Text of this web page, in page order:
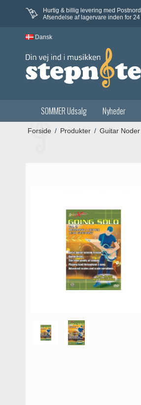
Hurtig & billig levering med Postnord
Afsendelse af lagervare inden for 24
Dansk
SOMMER Udsalg Nyheder
Forside / Produkter / Guitar Noder